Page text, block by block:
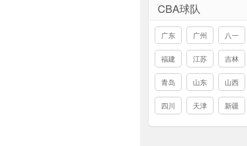
CBA球队
广东 广州 八一
福建 江苏 吉林
青岛 山东 山西
四川 天津 新疆